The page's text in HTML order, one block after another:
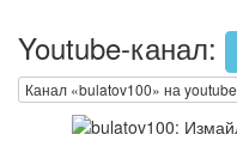
Youtube-канал:
Канал «bulatov100» на youtube